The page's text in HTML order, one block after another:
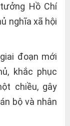
Hồ Chí
nghĩa xã hội
đoạn mới
khắc phục
chiều, gây
bộ và nhân